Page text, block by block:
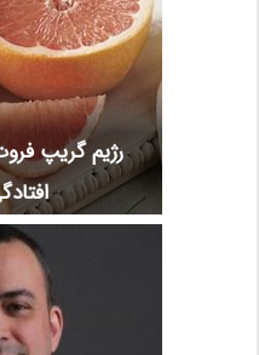
رژیم گریپ